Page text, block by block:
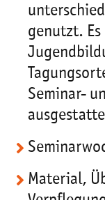
genutzt.
Seminar-
Material,